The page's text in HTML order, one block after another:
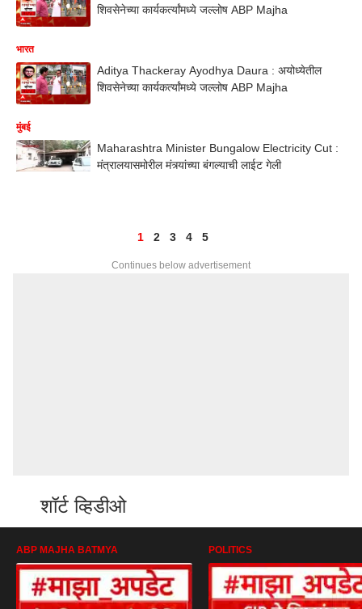
शिवसेनेच्या कार्यकर्त्यांमध्ये जल्लोष ABP Majha
भारत
Aditya Thackeray Ayodhya Daura : अयोध्येतील
शिवसेनेच्या कार्यकर्त्यांमध्ये जल्लोष ABP Majha
मुंबई
Maharashtra Minister Bungalow Electricity Cut :
मंत्रालयासमोरील मंत्र्यांच्या बंगल्याची लाईट गेली
1 2 3 4 5
Continues below advertisement
शॉर्ट व्हिडीओ
ABP MAJHA BATMYA POLITICS